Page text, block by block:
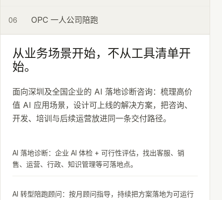
06 OPC 一人公司陪跑
从业务场景开始，不从工具清单开
始。
面向深圳及全国企业的 AI 落地诊断咨询：梳理高价
值 AI 应用场景，设计可上线的解决方案，把咨询、
开发、培训与后续运营放进同一条交付路径。
AI 落地诊断：企业 AI 体检 + 可行性评估，找出客服、销
售、运营、行政、知识管理等可落地点。
AI 转型陪跑顾问：按月顾问指导，持续把方案落地为可运行